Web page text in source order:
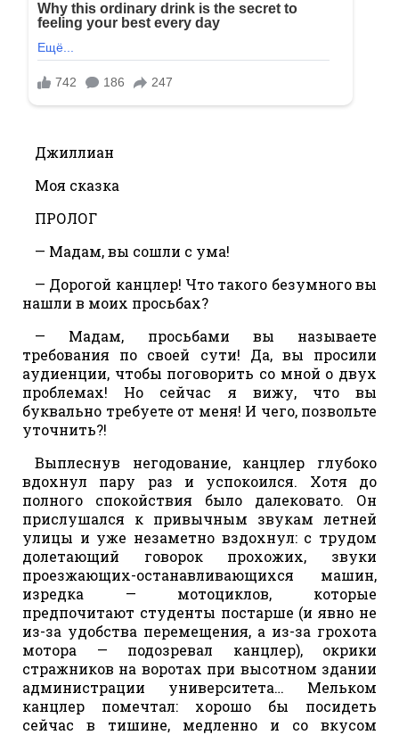
Джиллиан
Моя сказка
ПРОЛОГ
— Мадам, вы сошли с ума!
— Дорогой канцлер! Что такого безумного вы
нашли в моих просьбах?
— Мадам, просьбами вы называете
требования по своей сути! Да, вы просили
аудиенции, чтобы поговорить со мной о двух
проблемах! Но сейчас я вижу, что вы
буквально требуете от меня! И чего, позвольте
уточнить?!
Выплеснув негодование, канцлер глубоко
вдохнул пару раз и успокоился. Хотя до
полного спокойствия было далековато. Он
прислушался к привычным звукам летней
улицы и уже незаметно вздохнул: с трудом
долетающий говорок прохожих, звуки
проезжающих-останавливающихся машин,
изредка — мотоциклов, которые
предпочитают студенты постарше (и явно не
из-за удобства перемещения, а из-за грохота
мотора — подозревал канцлер), окрики
стражников на воротах при высотном здании
администрации университета… Мельком
канцлер помечтал: хорошо бы посидеть
сейчас в тишине, медленно и со вкусом